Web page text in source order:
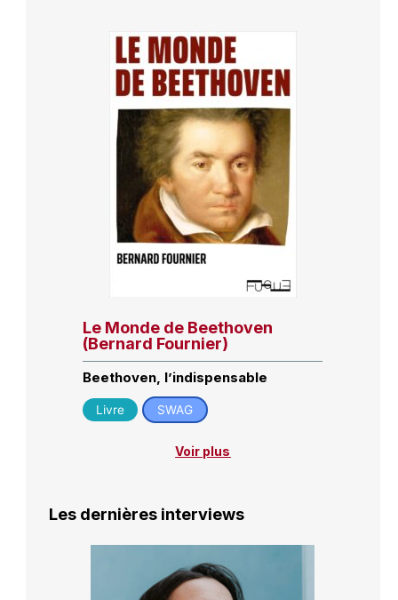
Le Monde de Beethoven
(Bernard Fournier)
Beethoven, l’indispensable
Livre SWAG
Voir plus
Les dernières interviews